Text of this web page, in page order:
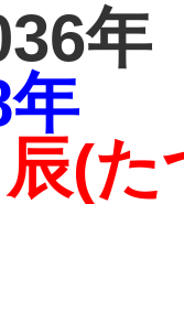
年
(た